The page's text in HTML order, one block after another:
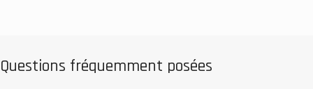
Questions fréquemment posées